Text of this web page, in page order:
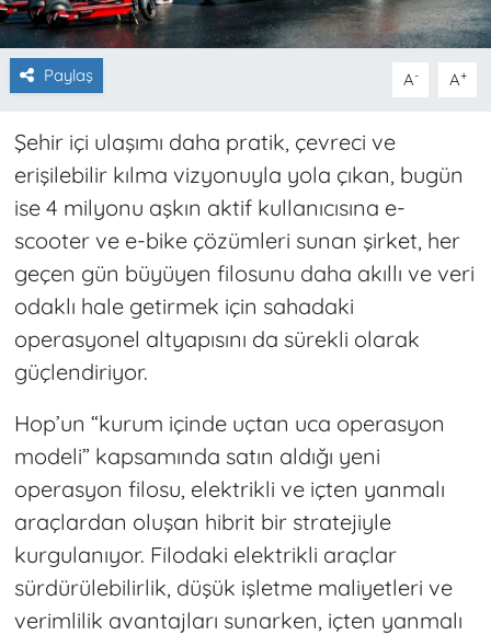
Paylaş A- A+
Şehir içi ulaşımı daha pratik, çevreci ve
erişilebilir kılma vizyonuyla yola çıkan, bugün
ise 4 milyonu aşkın aktif kullanıcısına e-
scooter ve e-bike çözümleri sunan şirket, her
geçen gün büyüyen filosunu daha akıllı ve veri
odaklı hale getirmek için sahadaki
operasyonel altyapısını da sürekli olarak
güçlendiriyor.
Hop’un “kurum içinde uçtan uca operasyon
modeli” kapsamında satın aldığı yeni
operasyon filosu, elektrikli ve içten yanmalı
araçlardan oluşan hibrit bir stratejiyle
kurgulanıyor. Filodaki elektrikli araçlar
sürdürülebilirlik, düşük işletme maliyetleri ve
verimlilik avantajları sunarken, içten yanmalı